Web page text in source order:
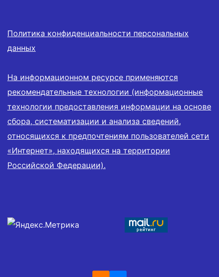
Политика конфиденциальности персональных
данных
На информационном ресурсе применяются
рекомендательные технологии (информационные
технологии предоставления информации на основе
сбора, систематизации и анализа сведений,
относящихся к предпочтениям пользователей сети
«Интернет», находящихся на территории
Российской Федерации).